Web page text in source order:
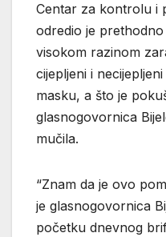
Centar za kontrolu i
odredio je
visokom razinom
cijepljeni i
masku, a što je
glasnogovornica
mučila.
“Znam da je ovo
je glasnogovornica
početku dnevnog